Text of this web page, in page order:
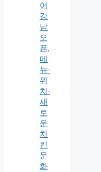
어
강
남
오
픈,
메
뉴·
위
치·
새
로
운
치
킨
문
화